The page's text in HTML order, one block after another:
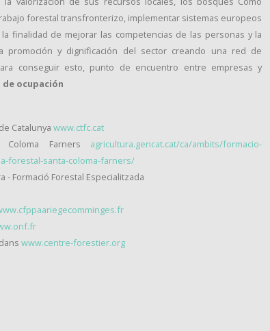
forestal transfronterizo, implementar sistemas europeos
finalidad de mejorar las competencias de las personas y la
promoción y dignificación del sector creando una red de
conseguir esto, punto de encuentro entre empresas y
ocupación
Catalunya www.ctfc.cat
Farners agricultura.gencat.cat/ca/ambits/formacio-
forestal-santa-coloma-farners/
- Formació Forestal Especialitzada
www.centre-forestier.org